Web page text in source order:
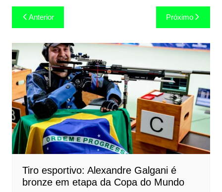
Navegação
de
Post
Anterior Próximo
Tiro esportivo: Alexandre Galgani é
bronze em etapa da Copa do Mundo